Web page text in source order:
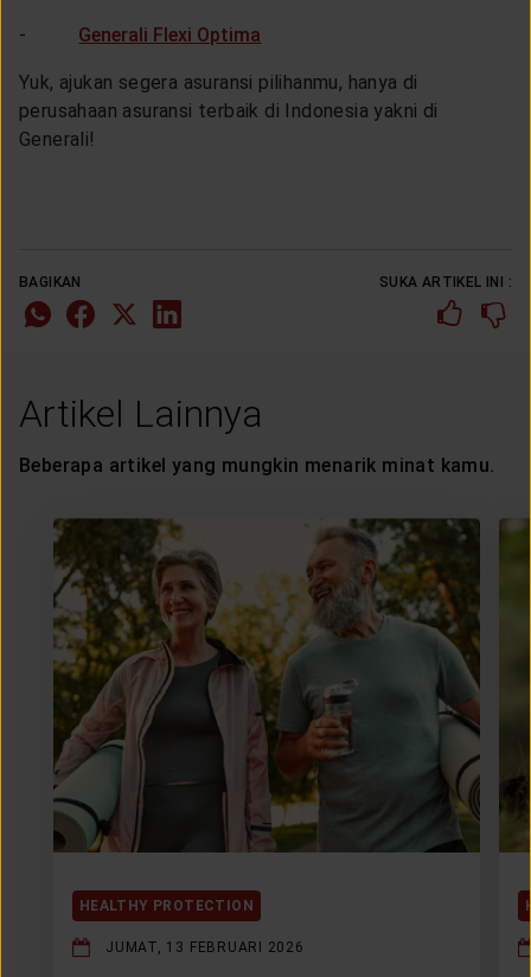
- Generali Flexi Optima
Yuk, ajukan segera asuransi pilihanmu, hanya di
perusahaan asuransi terbaik di Indonesia yakni di
Generali!
BAGIKAN SUKA ARTIKEL INI :
Artikel Lainnya
Beberapa artikel yang mungkin menarik minat kamu.
HEALTHY PROTECTION
JUMAT, 13 FEBRUARI 2026